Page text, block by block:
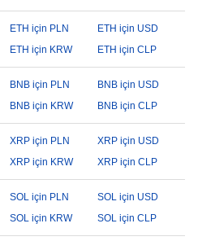
ETH için PLN
ETH için USD
ETH için KRW ETH için CLP
BNB için PLN
BNB için USD
BNB için KRW BNB için CLP
XRP için PLN
XRP için USD
XRP için KRW XRP için CLP
SOL için PLN
SOL için USD
SOL için KRW SOL için CLP